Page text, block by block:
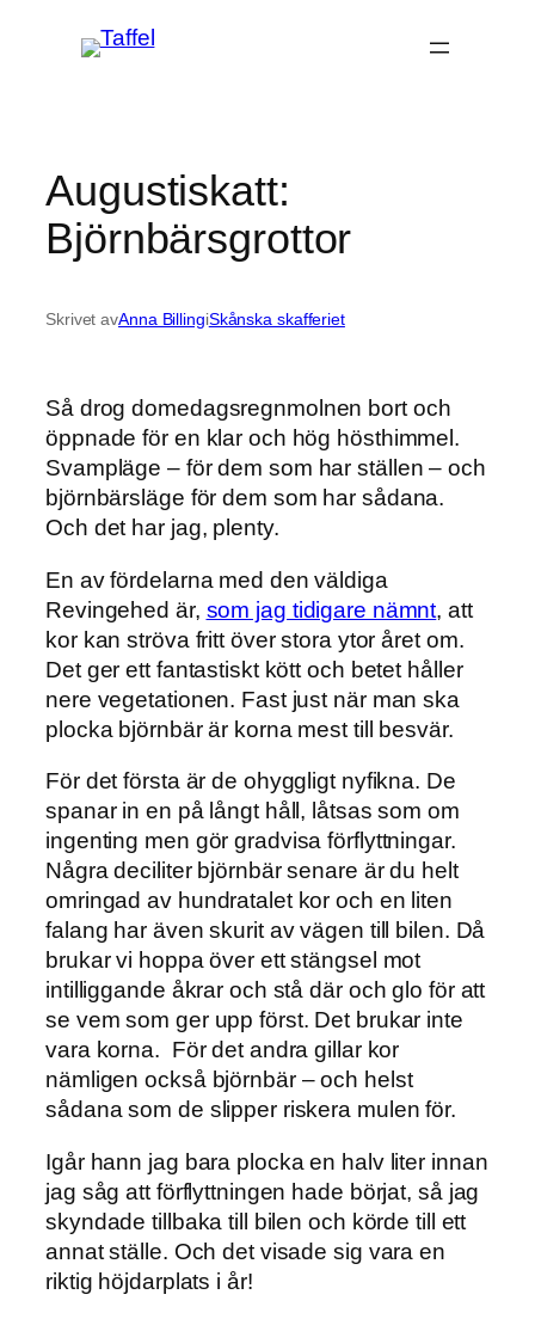
Augustiskatt:
Björnbärsgrottor
Skrivet avAnna BillingiSkånska skafferiet
Så drog domedagsregnmolnen bort och
öppnade för en klar och hög hösthimmel.
Svampläge – för dem som har ställen – och
björnbärsläge för dem som har sådana.
Och det har jag, plenty.
En av fördelarna med den väldiga
Revingehed är, som jag tidigare nämnt, att
kor kan ströva fritt över stora ytor året om.
Det ger ett fantastiskt kött och betet håller
nere vegetationen. Fast just när man ska
plocka björnbär är korna mest till besvär.
För det första är de ohyggligt nyfikna. De
spanar in en på långt håll, låtsas som om
ingenting men gör gradvisa förflyttningar.
Några deciliter björnbär senare är du helt
omringad av hundratalet kor och en liten
falang har även skurit av vägen till bilen. Då
brukar vi hoppa över ett stängsel mot
intilliggande åkrar och stå där och glo för att
se vem som ger upp först. Det brukar inte
vara korna. För det andra gillar kor
nämligen också björnbär – och helst
sådana som de slipper riskera mulen för.
Igår hann jag bara plocka en halv liter innan
jag såg att förflyttningen hade börjat, så jag
skyndade tillbaka till bilen och körde till ett
annat ställe. Och det visade sig vara en
riktig höjdarplats i år!